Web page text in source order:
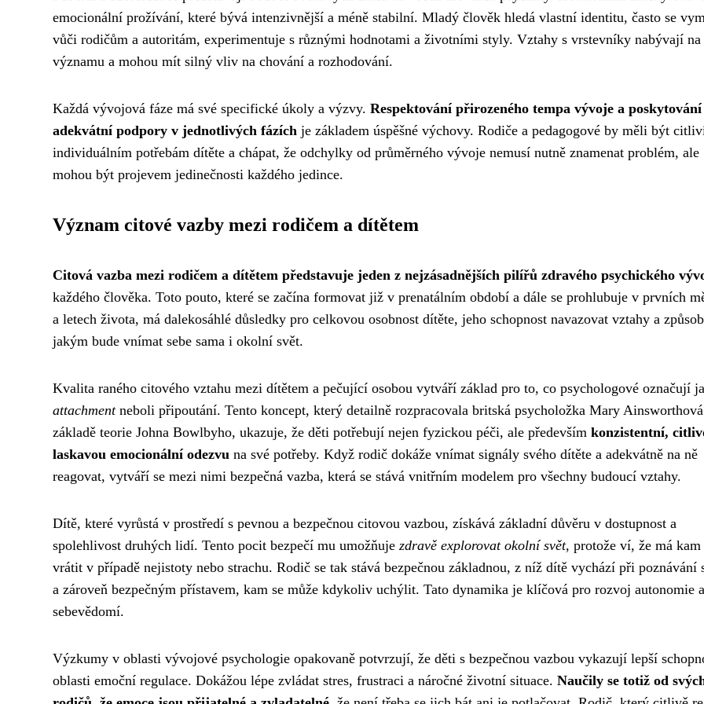
emocionální prožívání, které bývá intenzivnější a méně stabilní. Mladý člověk hledá vlastní identitu, často se
vůči rodičům a autoritám, experimentuje s různými hodnotami a životními styly. Vztahy s vrstevníky nabývají na
významu a mohou mít silný vliv na chování a rozhodování.
Každá vývojová fáze má své specifické úkoly a výzvy. Respektování přirozeného tempa vývoje a poskytování
adekvátní podpory v jednotlivých fázích je základem úspěšné výchovy. Rodiče a pedagogové by měli být
individuálním potřebám dítěte a chápat, že odchylky od průměrného vývoje nemusí nutně znamenat problém, ale
mohou být projevem jedinečnosti každého jedince.
Význam citové vazby mezi rodičem a dítětem
Citová vazba mezi rodičem a dítětem představuje jeden z nejzásadnějších pilířů zdravého psychického
každého člověka. Toto pouto, které se začína formovat již v prenatálním období a dále se prohlubuje v prvních
a letech života, má dalekosáhlé důsledky pro celkovou osobnost dítěte, jeho schopnost navazovat vztahy a
jakým bude vnímat sebe sama i okolní svět.
Kvalita raného citového vztahu mezi dítětem a pečující osobou vytváří základ pro to, co psychologové označují
attachmentneboli připoutání. Tento koncept, který detailně rozpracovala britská psycholožka Mary
základě teorie Johna Bowlbyho, ukazuje, že děti potřebují nejen fyzickou péči, ale především konzistentní,
laskavou emocionální odezvu na své potřeby. Když rodič dokáže vnímat signály svého dítěte a adekvátně na ně
reagovat, vytváří se mezi nimi bezpečná vazba, která se stává vnitřním modelem pro všechny budoucí vztahy.
Dítě, které vyrůstá v prostředí s pevnou a bezpečnou citovou vazbou, získává základní důvěru v dostupnost a
spolehlivost druhých lidí. Tento pocit bezpečí mu umožňuje zdravě explorovat okolní svět, protože ví, že má kam
vrátit v případě nejistoty nebo strachu. Rodič se tak stává bezpečnou základnou, z níž dítě vychází při poznávání
a zároveň bezpečným přístavem, kam se může kdykoliv uchýlit. Tato dynamika je klíčová pro rozvoj autonomie a
sebevědomí.
Výzkumy v oblasti vývojové psychologie opakovaně potvrzují, že děti s bezpečnou vazbou vykazují lepší
oblasti emoční regulace. Dokážou lépe zvládat stres, frustraci a náročné životní situace. Naučily se totiž od